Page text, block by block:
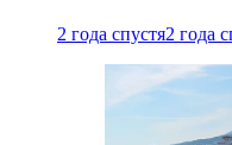
2 года спустя2 года